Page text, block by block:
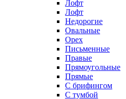
Лофт
Лофт
Недорогие
Овальные
Орех
Письменные
Правые
Прямоугольные
Прямые
С брифингом
С тумбой